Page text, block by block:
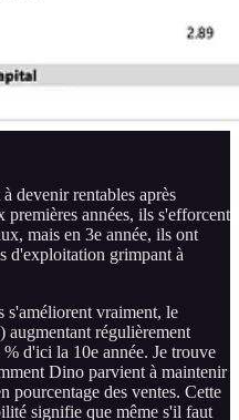
devenir rentables après
années, ils s'efforcent
mais en 3e année, ils ont
d'exploitation grimpant à
s'améliorent vraiment, le
régulièrement
d'ici la 10e année. Je trouve
Dino parvient à maintenir
pourcentage des ventes. Cette
signifie que même s'il faut